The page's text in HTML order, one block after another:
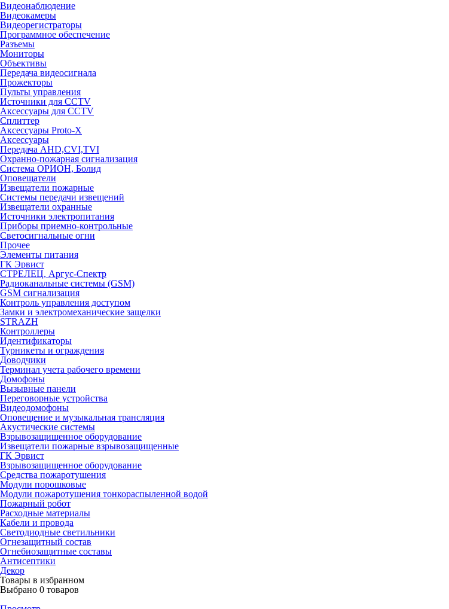
Видеонаблюдение
Видеокамеры
Видеорегистраторы
Программное обеспечение
Разъемы
Мониторы
Объективы
Передача видеосигнала
Прожекторы
Пульты управления
Источники для CCTV
Аксессуары для CCTV
Сплиттер
Аксессуары Proto-X
Аксессуары
Передача AHD,CVI,TVI
Охранно-пожарная сигнализация
Система ОРИОН, Болид
Оповещатели
Извещатели пожарные
Системы передачи извещений
Извещатели охранные
Источники электропитания
Приборы приемно-контрольные
Светосигнальные огни
Прочее
Элементы питания
ГК Эрвист
СТРЕЛЕЦ, Аргус-Спектр
Радиоканальные системы (GSM)
GSM сигнализация
Контроль управления доступом
Замки и электромеханические защелки
STRAZH
Контроллеры
Идентификаторы
Турникеты и ограждения
Доводчики
Терминал учета рабочего времени
Домофоны
Вызывные панели
Переговорные устройства
Видеодомофоны
Оповещение и музыкальная трансляция
Акустические системы
Взрывозащищенное оборудование
Извещатели пожарные взрывозащищенные
ГК Эрвист
Взрывозащищенное оборудование
Средства пожаротушения
Модули порошковые
Модули пожаротушения тонкораспыленной водой
Пожарный робот
Расходные материалы
Кабели и провода
Светодиодные светильники
Огнезащитный состав
Огнебиозащитные составы
Антисептики
Декор
Товары в избранном
Выбрано 0 товаров